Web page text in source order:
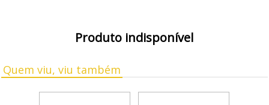
Produto indisponível
Quem viu, viu também